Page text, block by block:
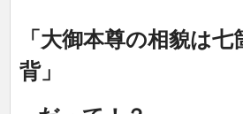
「大御本尊の相貌は
背」